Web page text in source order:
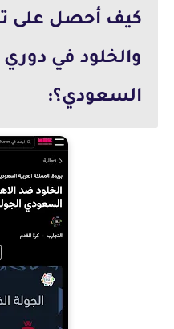
كيف أحصل على
والخلود في
السعودي؟: